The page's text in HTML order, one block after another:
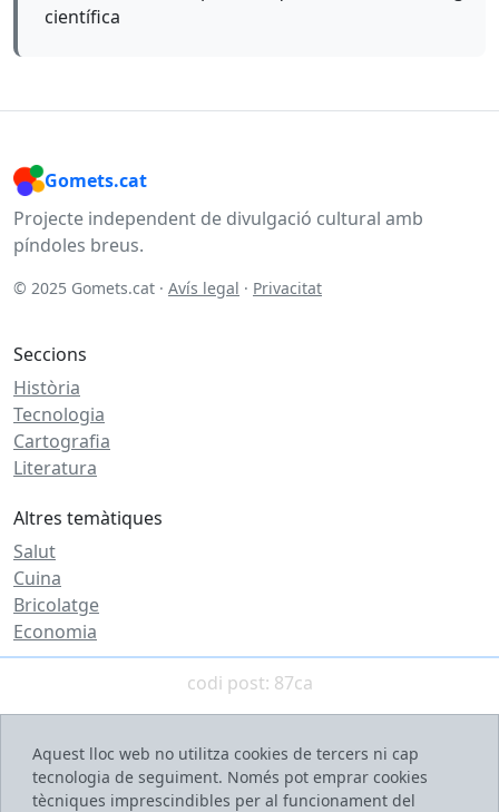
científica
Gomets.cat
Projecte independent de divulgació cultural amb
píndoles breus.
© 2025 Gomets.cat · Avís legal · Privacitat
Seccions
Història
Tecnologia
Cartografia
Literatura
Altres temàtiques
Salut
Cuina
Bricolatge
Economia
codi post: 87ca
Aquest lloc web no utilitza cookies de tercers ni cap
tecnologia de seguiment. Només pot emprar cookies
tècniques imprescindibles per al funcionament del